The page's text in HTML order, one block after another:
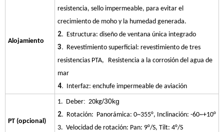
Alojamiento
resistencia, sello impermeable, para evitar el
crecimiento de moho y la humedad generada.
2. Estructura: diseño de ventana única integrado
3. Revestimiento superficial: revestimiento de tres
resistencias PTA,
Resistencia a la corrosión del agua de
mar
4. Interfaz: enchufe impermeable de aviación
PT (opcional)
1. Deber: 20kg/30kg
2. Rotación: Panorámica: 0~355°, Inclinación: -60~+10°
3. Velocidad de rotación: Pan: 9°/S, Tilt: 4°/S